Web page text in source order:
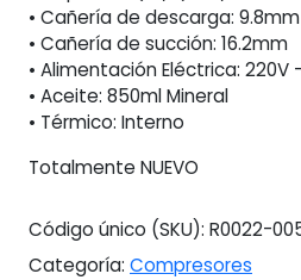
• Cañería de descarga: 9.8mm
• Cañería de succión: 16.2mm
• Alimentación Eléctrica: 220V
• Aceite: 850ml Mineral
• Térmico: Interno
Totalmente NUEVO
Código único (SKU): R0022-
Categoría: Compresores